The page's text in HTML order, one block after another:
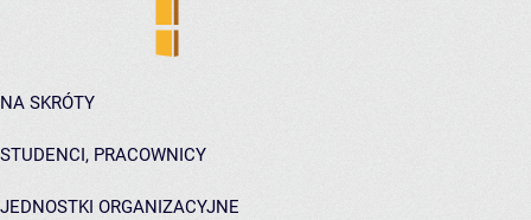
NA SKRÓTY
STUDENCI, PRACOWNICY
JEDNOSTKI ORGANIZACYJNE